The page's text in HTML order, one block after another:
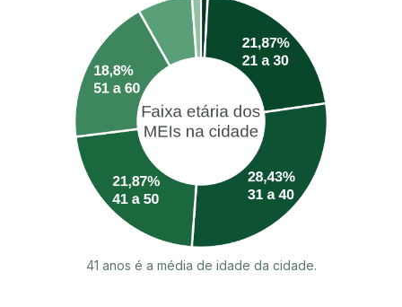
41 anos é a média de idade da cidade.